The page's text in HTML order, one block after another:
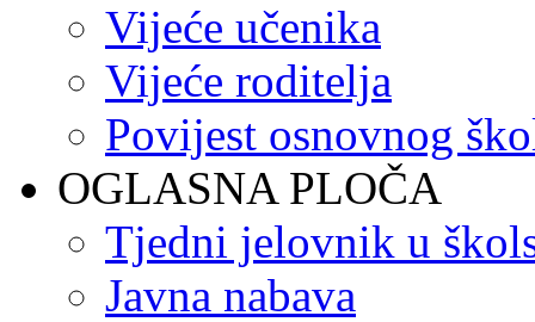
Vijeće učenika
Vijeće roditelja
Povijest osnovnog
OGLASNA PLOČA
Tjedni jelovnik u
Javna nabava